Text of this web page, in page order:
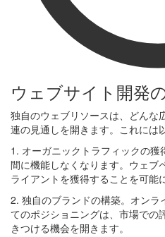
ウェブサイト開発
独自のウェブリソースは、どんな
連の見通しを開きます。これには
1. オーガニックトラフィックの
間に機能しなくなります。ウェブ
ライアントを獲得することを可能
2. 独自のブランドの構築。オンラ
てのポジショニングは、市場での
きつける機会を開きます。